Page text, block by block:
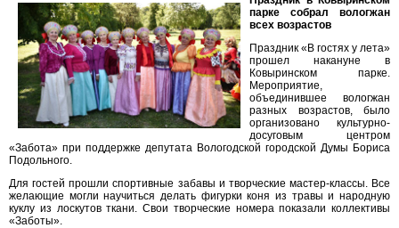
парке собрал вологжан
всех возрастов
Праздник «В гостях у лета»
прошел накануне в
Ковыринском парке.
Мероприятие,
объединившее вологжан
разных возрастов, было
организовано культурно-
досуговым центром
«Забота» при поддержке депутата Вологодской городской Думы Бориса
Подольного.
Для гостей прошли спортивные забавы и творческие мастер-классы. Все
желающие могли научиться делать фигурки коня из травы и народную
куклу из лоскутов ткани. Свои творческие номера показали коллективы
«Заботы».